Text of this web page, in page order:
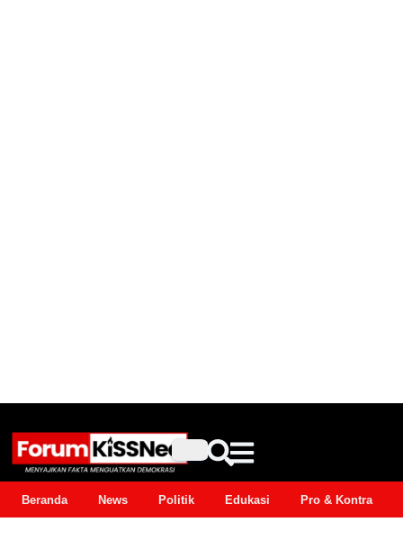
Beranda News Politik Edukasi Pro & Kontra